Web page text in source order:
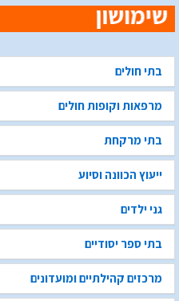
בתי חולים
מרפאות וקופות חולים
בתי מרקחת
ייעוץ הכוונה וסיוע
גני ילדים
בתי ספר יסודיים
מרכזים קהילתיים ומועדונים